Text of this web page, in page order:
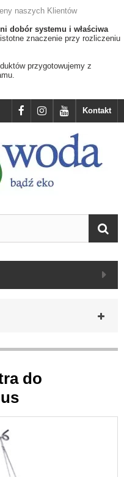
naszych Klientów
dobór systemu i właściwa
znaczenie przy rozliczeniu
przygotowujemy z
Kontakt
do